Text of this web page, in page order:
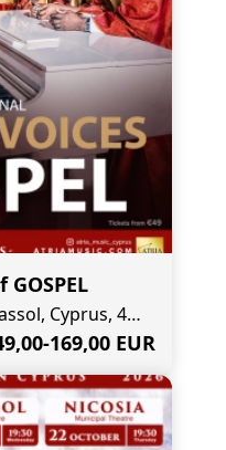
Cyprus, 4,
169,00 EUR